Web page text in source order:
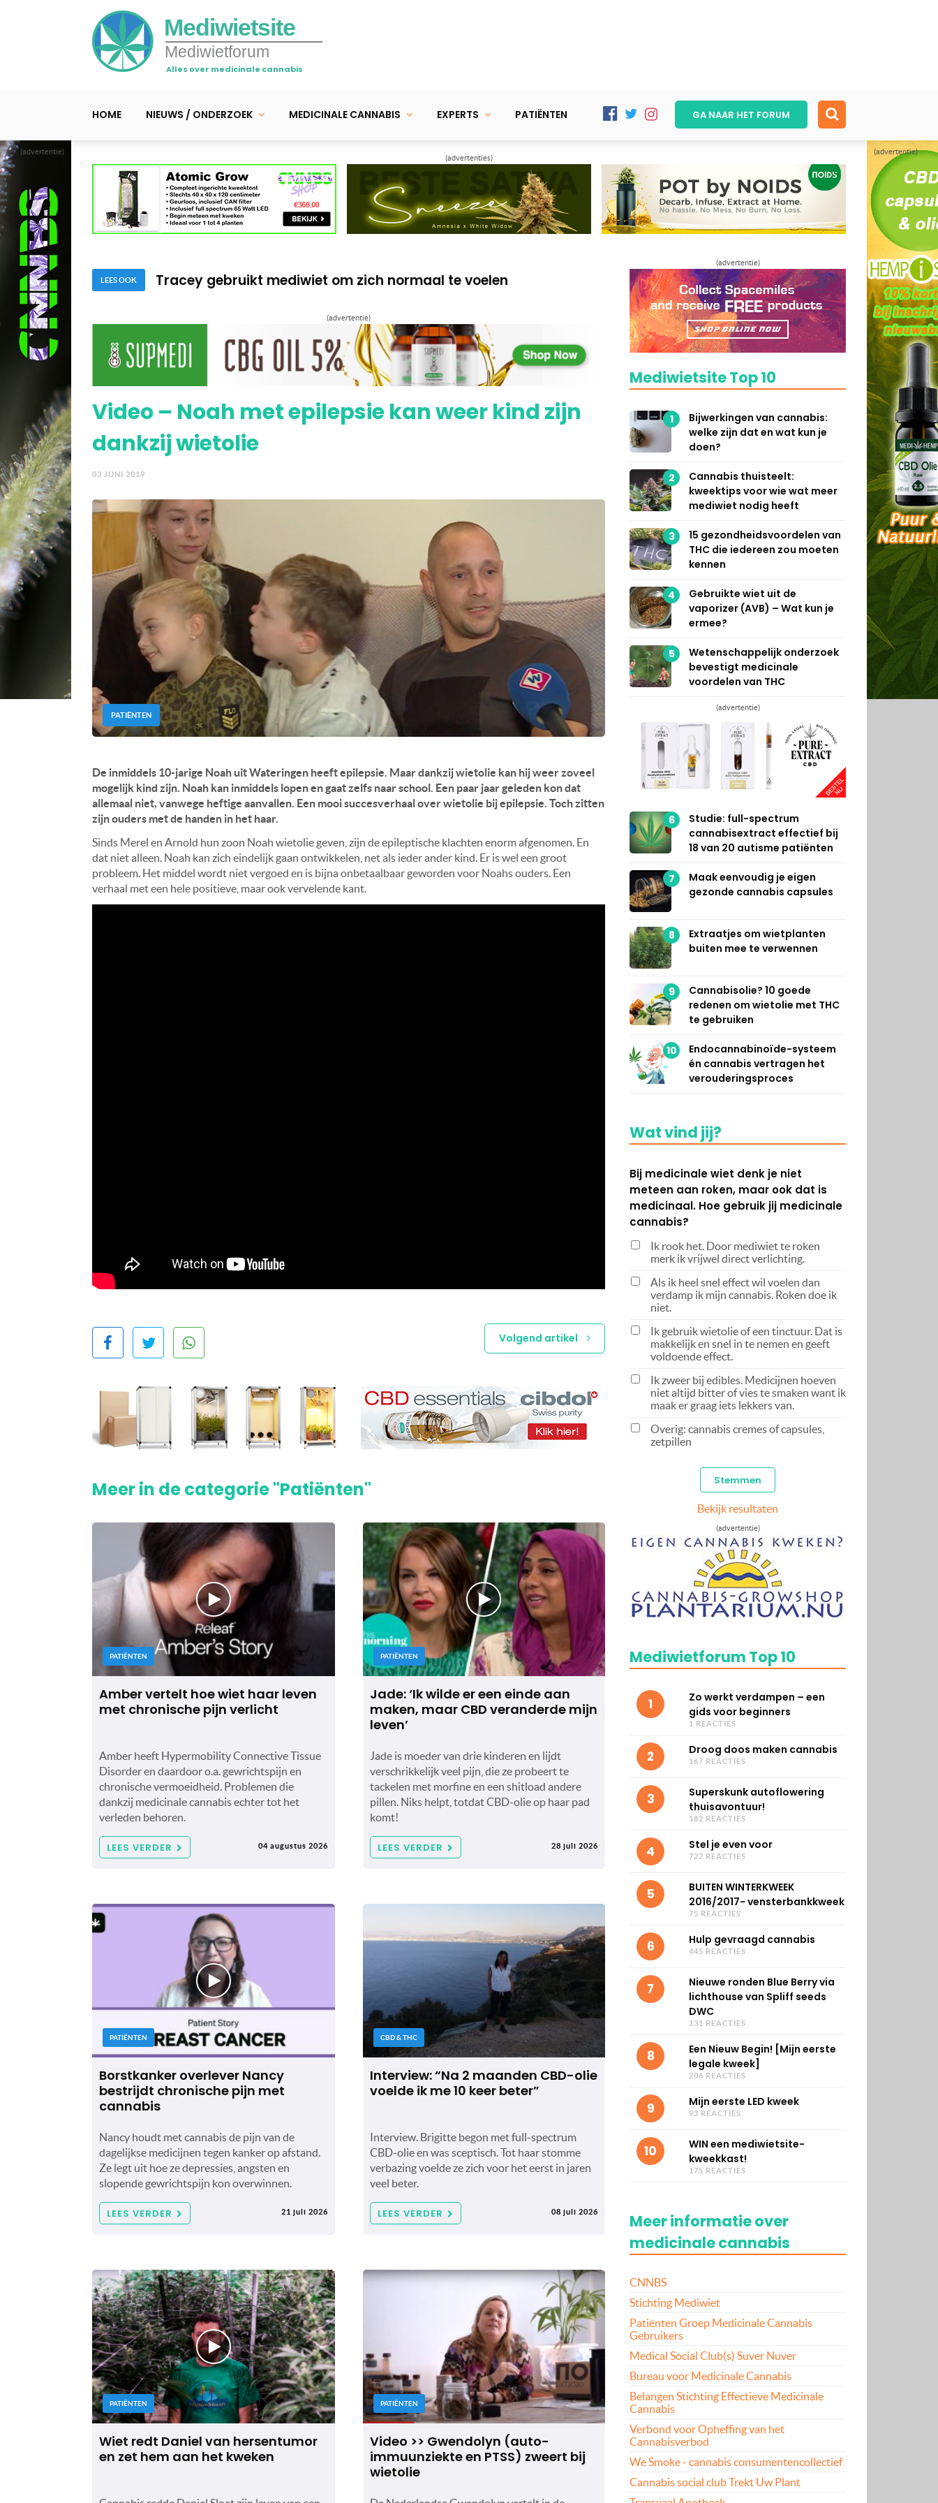
(advertentie) (advertentie)
Mediwietsite
Mediwietforum
Alles over medicinale cannabis
HOME NIEUWS / ONDERZOEK MEDICINALE CANNABIS EXPERTS PATIËNTEN GA NAAR HET FORUM
(advertenties)
LEES OOK
Video – Wiet bij PTSS; veteranen hebben baat bij cannabis
Video – Hersentumor verdwijnt mede dankzij wietolie
Video – Wiet bij PTSS; veteranen hebben baat bij cannabis
Video – Hersentumor verdwijnt mede dankzij wietolie
(advertentie)
Video – Noah met epilepsie kan weer kind zijn
dankzij wietolie
03 JUNI 2019
PATIËNTEN
De inmiddels 10-jarige Noah uit Wateringen heeft epilepsie. Maar dankzij wietolie kan hij weer zoveel
mogelijk kind zijn. Noah kan inmiddels lopen en gaat zelfs naar school. Een paar jaar geleden kon dat
allemaal niet, vanwege heftige aanvallen. Een mooi succesverhaal over wietolie bij epilepsie. Toch zitten
zijn ouders met de handen in het haar.
Sinds Merel en Arnold hun zoon Noah wietolie geven, zijn de epileptische klachten enorm afgenomen. En
dat niet alleen. Noah kan zich eindelijk gaan ontwikkelen, net als ieder ander kind. Er is wel een groot
probleem. Het middel wordt niet vergoed en is bijna onbetaalbaar geworden voor Noahs ouders. Een
verhaal met een hele positieve, maar ook vervelende kant.
Volgend artikel
Meer in de categorie "Patiënten"
PATIËNTEN
Amber vertelt hoe wiet haar leven
met chronische pijn verlicht
Amber heeft Hypermobility Connective Tissue
Disorder en daardoor o.a. gewrichtspijn en
chronische vermoeidheid. Problemen die
dankzij medicinale cannabis echter tot het
verleden behoren.
LEES VERDER 04 augustus 2026
PATIËNTEN
Jade: ‘Ik wilde er een einde aan
maken, maar CBD veranderde mijn
leven’
Jade is moeder van drie kinderen en lijdt
verschrikkelijk veel pijn, die ze probeert te
tackelen met morfine en een shitload andere
pillen. Niks helpt, totdat CBD-olie op haar pad
komt!
LEES VERDER 28 juli 2026
PATIËNTEN
Borstkanker overlever Nancy
bestrijdt chronische pijn met
cannabis
Nancy houdt met cannabis de pijn van de
dagelijkse medicijnen tegen kanker op afstand.
Ze legt uit hoe ze depressies, angsten en
slopende gewrichtspijn kon overwinnen.
LEES VERDER 21 juli 2026
CBD & THC
Interview: “Na 2 maanden CBD-olie
voelde ik me 10 keer beter”
Interview. Brigitte begon met full-spectrum
CBD-olie en was sceptisch. Tot haar stomme
verbazing voelde ze zich voor het eerst in jaren
veel beter.
LEES VERDER 08 juli 2026
PATIËNTEN
Wiet redt Daniel van hersentumor
en zet hem aan het kweken
PATIËNTEN
Video >> Gwendolyn (auto-
immuunziekte en PTSS) zweert bij
wietolie
(advertentie)
Mediwietsite Top 10
1
Bijwerkingen van cannabis:
welke zijn dat en wat kun je
doen?
2
Cannabis thuisteelt:
kweektips voor wie wat meer
mediwiet nodig heeft
3
15 gezondheidsvoordelen van
THC die iedereen zou moeten
kennen
4
Gebruikte wiet uit de
vaporizer (AVB) – Wat kun je
ermee?
5
Wetenschappelijk onderzoek
bevestigt medicinale
voordelen van THC
(advertentie)
6
Studie: full-spectrum
cannabisextract effectief bij
18 van 20 autisme patiënten
7
Maak eenvoudig je eigen
gezonde cannabis capsules
8
Extraatjes om wietplanten
buiten mee te verwennen
9
Cannabisolie? 10 goede
redenen om wietolie met THC
te gebruiken
10
Endocannabinoïde-systeem
én cannabis vertragen het
verouderingsproces
Wat vind jij?
Bij medicinale wiet denk je niet
meteen aan roken, maar ook dat is
medicinaal. Hoe gebruik jij medicinale
cannabis?
Ik rook het. Door mediwiet te roken
merk ik vrijwel direct verlichting.
Als ik heel snel effect wil voelen dan
verdamp ik mijn cannabis. Roken doe ik
niet.
Ik gebruik wietolie of een tinctuur. Dat is
makkelijk en snel in te nemen en geeft
voldoende effect.
Ik zweer bij edibles. Medicijnen hoeven
niet altijd bitter of vies te smaken want ik
maak er graag iets lekkers van.
Overig: cannabis cremes of capsules,
zetpillen
Bekijk resultaten
(advertentie)
Mediwietforum Top 10
1
Zo werkt verdampen – een
gids voor beginners
1 REACTIES
2 Droog doos maken cannabis
167 REACTIES
3
Superskunk autoflowering
thuisavontuur!
182 REACTIES
4 Stel je even voor
722 REACTIES
5
BUITEN WINTERKWEEK
2016/2017- vensterbankkweek
75 REACTIES
6 Hulp gevraagd cannabis
445 REACTIES
7
Nieuwe ronden Blue Berry via
lichthouse van Spliff seeds
DWC
131 REACTIES
8
Een Nieuw Begin! [Mijn eerste
legale kweek]
206 REACTIES
9 Mijn eerste LED kweek
93 REACTIES
10
WIN een mediwietsite-
kweekkast!
175 REACTIES
Meer informatie over
medicinale cannabis
CNNBS
Stichting Mediwiet
Patiënten Groep Medicinale Cannabis
Gebruikers
Medical Social Club(s) Suver Nuver
Bureau voor Medicinale Cannabis
Belangen Stichting Effectieve Medicinale
Cannabis
Verbond voor Opheffing van het
Cannabisverbod
We Smoke - cannabis consumentencollectief
Cannabis social club Trekt Uw Plant